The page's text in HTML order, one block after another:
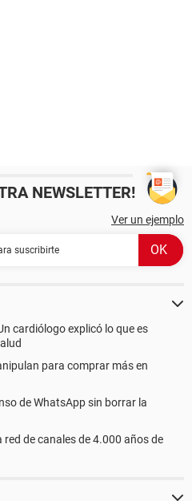
NEWSLETTER!
Ver un ejemplo
cardiólogo explicó lo que es
para comprar más en
de WhatsApp sin borrar la
de canales de 4.000 años de